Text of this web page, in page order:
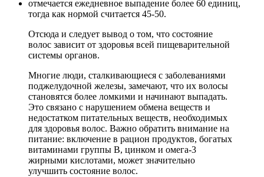
отмечается ежедневное выпадение более 60 единиц,
тогда как нормой считается 45-50.
Отсюда и следует вывод о том, что состояние
волос зависит от здоровья всей пищеварительной
системы органов.
Многие люди, сталкивающиеся с заболеваниями
поджелудочной железы, замечают, что их волосы
становятся более ломкими и начинают выпадать.
Это связано с нарушением обмена веществ и
недостатком питательных веществ, необходимых
для здоровья волос. Важно обратить внимание на
питание: включение в рацион продуктов, богатых
витаминами группы B, цинком и омега-3
жирными кислотами, может значительно
улучшить состояние волос.